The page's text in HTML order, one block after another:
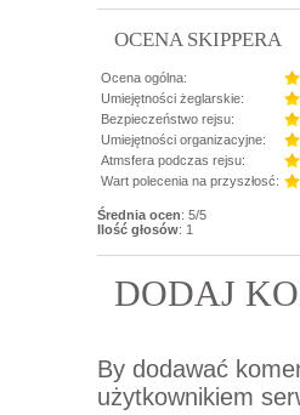
OCENA SKIPPERA
Ocena ogólna:
Umiejętności żeglarskie:
Bezpieczeństwo rejsu:
Umiejętności organizacyjne:
Atmsfera podczas rejsu:
Wart polecenia na przyszłosć:
Średnia ocen: 5/5
Ilość głosów: 1
DODAJ
By dodawać
użytkownikiem